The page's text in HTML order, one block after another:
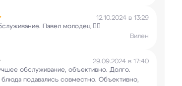
12.10.2024 в 13:29
Павел молодец 👍🏼
Вилен
29.09.2024 в 17:40
обслуживание, объективно. Долго.
подавались совместно. Объективно,